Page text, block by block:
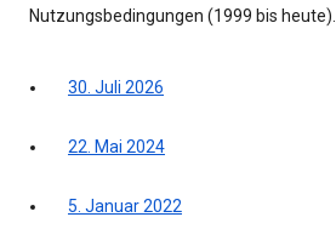
Nutzungsbedingungen (1999 bis heute).
30. Juli 2026
22. Mai 2024
5. Januar 2022